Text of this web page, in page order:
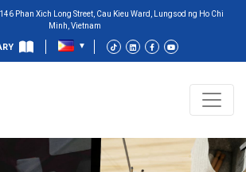
Phan Xich Long Street, Cau Kieu Ward, Lungsod ng Ho Chi
Minh, Vietnam